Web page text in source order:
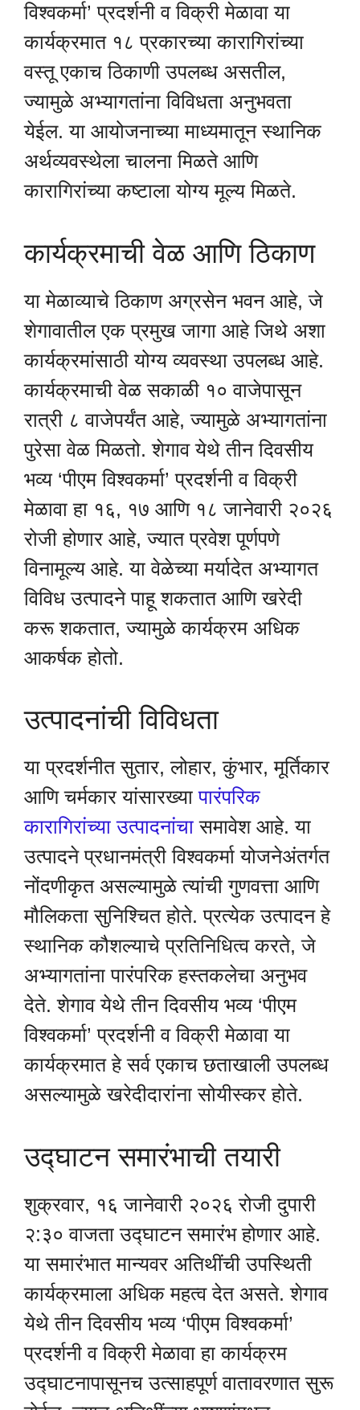
विश्वकर्मा’ प्रदर्शनी व विक्री मेळावा या
कार्यक्रमात १८ प्रकारच्या कारागिरांच्या
वस्तू एकाच ठिकाणी उपलब्ध असतील,
ज्यामुळे अभ्यागतांना विविधता अनुभवता
येईल. या आयोजनाच्या माध्यमातून स्थानिक
अर्थव्यवस्थेला चालना मिळते आणि
कारागिरांच्या कष्टाला योग्य मूल्य मिळते.
कार्यक्रमाची वेळ आणि ठिकाण
या मेळाव्याचे ठिकाण अग्रसेन भवन आहे, जे
शेगावातील एक प्रमुख जागा आहे जिथे अशा
कार्यक्रमांसाठी योग्य व्यवस्था उपलब्ध आहे.
कार्यक्रमाची वेळ सकाळी १० वाजेपासून
रात्री ८ वाजेपर्यंत आहे, ज्यामुळे अभ्यागतांना
पुरेसा वेळ मिळतो. शेगाव येथे तीन दिवसीय
भव्य ‘पीएम विश्वकर्मा’ प्रदर्शनी व विक्री
मेळावा हा १६, १७ आणि १८ जानेवारी २०२६
रोजी होणार आहे, ज्यात प्रवेश पूर्णपणे
विनामूल्य आहे. या वेळेच्या मर्यादेत अभ्यागत
विविध उत्पादने पाहू शकतात आणि खरेदी
करू शकतात, ज्यामुळे कार्यक्रम अधिक
आकर्षक होतो.
उत्पादनांची विविधता
या प्रदर्शनीत सुतार, लोहार, कुंभार, मूर्तिकार
आणि चर्मकार यांसारख्यापारंपरिक
कारागिरांच्या उत्पादनांचा समावेश आहे. या
उत्पादने प्रधानमंत्री विश्वकर्मा योजनेअंतर्गत
नोंदणीकृत असल्यामुळे त्यांची गुणवत्ता आणि
मौलिकता सुनिश्चित होते. प्रत्येक उत्पादन हे
स्थानिक कौशल्याचे प्रतिनिधित्व करते, जे
अभ्यागतांना पारंपरिक हस्तकलेचा अनुभव
देते. शेगाव येथे तीन दिवसीय भव्य ‘पीएम
विश्वकर्मा’ प्रदर्शनी व विक्री मेळावा या
कार्यक्रमात हे सर्व एकाच छताखाली उपलब्ध
असल्यामुळे खरेदीदारांना सोयीस्कर होते.
उद्घाटन समारंभाची तयारी
शुक्रवार, १६ जानेवारी २०२६ रोजी दुपारी
२:३० वाजता उद्घाटन समारंभ होणार आहे.
या समारंभात मान्यवर अतिथींची उपस्थिती
कार्यक्रमाला अधिक महत्व देत असते. शेगाव
येथे तीन दिवसीय भव्य ‘पीएम विश्वकर्मा’
प्रदर्शनी व विक्री मेळावा हा कार्यक्रम
उद्घाटनापासूनच उत्साहपूर्ण वातावरणात सुरू